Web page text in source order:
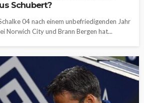
Schubert?
04 nach einem unbefriedigenden Jahr
Norwich City und Brann Bergen hat...